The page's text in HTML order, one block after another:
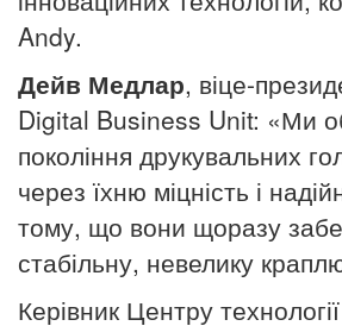
Andy.
Дейв Медлар, віце-
Digital Business Unit: «Ми
покоління друкувальних
через їхню міцність і
тому, що вони щоразу
стабільну, невелику
Керівник Центру